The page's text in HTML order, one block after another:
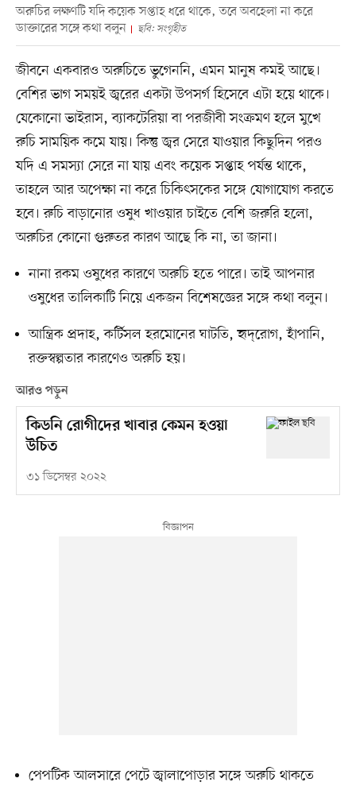
অরুচির লক্ষণটি যদি কয়েক সপ্তাহ ধরে থাকে, তবে অবহেলা না করে
ডাক্তারের সঙ্গে কথা বলুন
ছবি: সংগৃহীত
জীবনে একবারও অরুচিতে ভুগেননি, এমন মানুষ কমই আছে।
বেশির ভাগ সময়ই জ্বরের একটা উপসর্গ হিসেবে এটা হয়ে থাকে।
যেকোনো ভাইরাস, ব্যাকটেরিয়া বা পরজীবী সংক্রমণ হলে মুখে
রুচি সাময়িক কমে যায়। কিন্তু জ্বর সেরে যাওয়ার কিছুদিন পরও
যদি এ সমস্যা সেরে না যায় এবং কয়েক সপ্তাহ পর্যন্ত থাকে,
তাহলে আর অপেক্ষা না করে চিকিৎসকের সঙ্গে যোগাযোগ করতে
হবে। রুচি বাড়ানোর ওষুধ খাওয়ার চাইতে বেশি জরুরি হলো,
অরুচির কোনো গুরুতর কারণ আছে কি না, তা জানা।
নানা রকম ওষুধের কারণে অরুচি হতে পারে। তাই আপনার
ওষুধের তালিকাটি নিয়ে একজন বিশেষজ্ঞের সঙ্গে কথা বলুন।
আন্ত্রিক প্রদাহ, কর্টিসল হরমোনের ঘাটতি, হৃদ্‌রোগ, হাঁপানি,
রক্তস্বল্পতার কারণেও অরুচি হয়।
আরও পড়ুন
কিডনি রোগীদের খাবার কেমন হওয়া
উচিত
৩১ ডিসেম্বর ২০২২
পেপটিক আলসারে পেটে জ্বালাপোড়ার সঙ্গে অরুচি থাকতে